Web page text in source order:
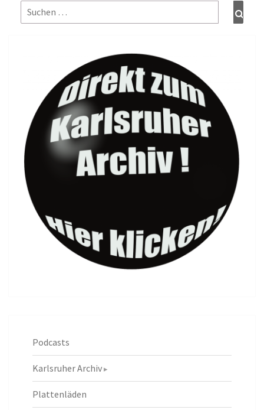
Suchen
nach:
Podcasts
Karlsruher Archiv
Plattenläden